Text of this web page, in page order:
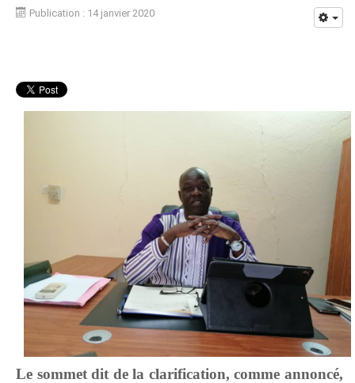
Publication : 14 janvier 2020
Le sommet dit de la clarification, comme annoncé,